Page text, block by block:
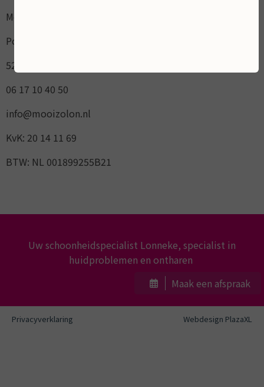
Mooi ZoLon
Pottenbakker 15
5236AL Empel / `s-Hertogenbosch
06 17 10 40 50
info@mooizolon.nl
KvK: 20 14 11 69
BTW: NL 001899255B21
Maak een afspraak
Uw schoonheidspecialist Lonneke, specialist in
huidproblemen en ontharen
Privacyverklaring Webdesign PlazaXL